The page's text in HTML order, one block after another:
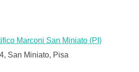
Marconi San Miniato (PI)
San Miniato, Pisa